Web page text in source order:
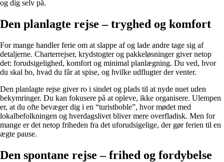
og dig selv på.
Den planlagte rejse – tryghed og komfort
For mange handler ferie om at slappe af og lade andre tage sig af
detaljerne. Charterrejser, krydstogter og pakkeløsninger giver netop
det: forudsigelighed, komfort og minimal planlægning. Du ved, hvor
du skal bo, hvad du får at spise, og hvilke udflugter der venter.
Den planlagte rejse giver ro i sindet og plads til at nyde nuet uden
bekymringer. Du kan fokusere på at opleve, ikke organisere. Ulempen
er, at du ofte bevæger dig i en “turistboble”, hvor mødet med
lokalbefolkningen og hverdagslivet bliver mere overfladisk. Men for
mange er det netop friheden fra det uforudsigelige, der gør ferien til en
ægte pause.
Den spontane rejse – frihed og fordybelse